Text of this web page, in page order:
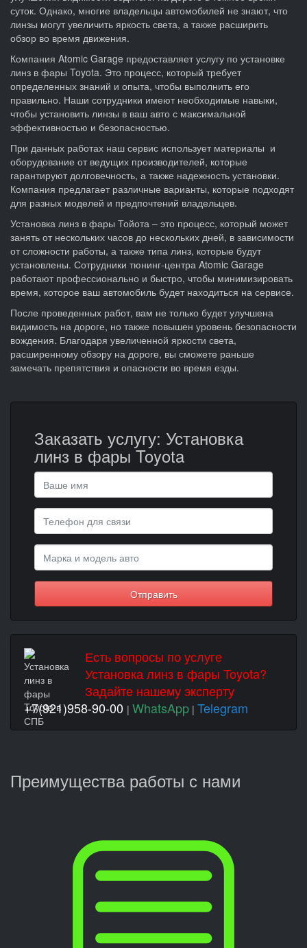
суток. Однако, многие владельцы автомобилей не знают, что
линзы могут увеличить яркость света, а также расширить
обзор во время движения.
Компания Atomic Garage предоставляет услугу по установке
линз в фары Toyota. Это процесс, который требует
определенных знаний и опыта, чтобы выполнить его
правильно. Наши сотрудники имеют необходимые навыки,
чтобы установить линзы в ваш авто с максимальной
эффективностью и безопасностью.
При данных работах наш сервис использует материалы и
оборудование от ведущих производителей, которые
гарантируют долговечность, а также надежность установки.
Компания предлагает различные варианты, которые подходят
для разных моделей и предпочтений владельцев.
Установка линз в фары Тойота – это процесс, который может
занять от нескольких часов до нескольких дней, в зависимости
от сложности работы, а также типа линз, которые будут
установлены. Сотрудники тюнинг-центра Atomic Garage
работают профессионально и быстро, чтобы минимизировать
время, которое ваш автомобиль будет находиться на сервисе.
После проведенных работ, вам не только будет улучшена
видимость на дороге, но также повышен уровень безопасности
вождения. Благодаря увеличенной яркости света,
расширенному обзору на дороге, вы сможете раньше
замечать препятствия и опасности во время езды.
Заказать услугу: Установка
линз в фары Toyota
Отправить
Есть вопросы по услуге
Установка линз в фары Toyota?
Задайте нашему эксперту
+7(921)958-90-00 | WhatsApp | Telegram
Преимущества работы с нами